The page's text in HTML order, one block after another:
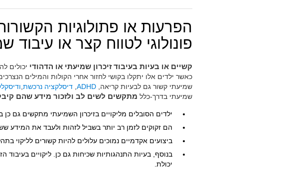
הפרעות או פתולוגיות
פונולוגי לטווח קצר או עיבוד
קשיים או בעיות בעיבוד זיכרון שמיעתי או הדהודי יכולים
כאשר ילדים אלו יתקלו בקושי לחזור אחרי הקולות והמילים
שמיעתי קשור גם לבעיות קריאה, ADHD דיסלקציה נרכשת
שמיעתי בדרך-כלל מתקשים לשים לב ולזכור מידע שהם
ילדים הסובלים מליקויים בזיכרון השמיעתי מתקשים גם
הם זקוקים לזמן רב יותר בשביל לזהות ולעבד את המידע
ביצועים אקדמיים נמוכים עלולים להיות קשורים לליקוי
בנוסף, בעיות התנהגותיות שכיחות גם כן. ליקויים בעיבוד
יכולת.